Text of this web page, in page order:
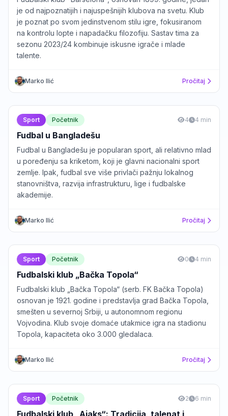
je od najpoznatijih i najuspešnijih klubova na svetu. Klub
je poznat po svom jedinstvenom stilu igre, fokusiranom
na kontrolu lopte i napadačku filozofiju. Sastav tima za
sezonu 2023/24 kombinuje iskusne igrače i mlade
talente.
Marko Ilić Pročitaj
Sport Početnik 4 4 min
Fudbal u Bangladešu
Fudbal u Bangladešu je popularan sport, ali relativno mlad
u poređenju sa kriketom, koji je glavni nacionalni sport
zemlje. Ipak, fudbal sve više privlači pažnju lokalnog
stanovništva, razvija infrastrukturu, lige i fudbalske
akademije.
Marko Ilić Pročitaj
Sport Početnik 0 4 min
Fudbalski klub „Bačka Topola“
Fudbalski klub „Bačka Topola“ (serb. FK Bačka Topola)
osnovan je 1921. godine i predstavlja grad Bačka Topola,
smešten u severnoj Srbiji, u autonomnom regionu
Vojvodina. Klub svoje domaće utakmice igra na stadionu
Topola, kapaciteta oko 3.000 gledalaca.
Marko Ilić Pročitaj
Sport Početnik 2 6 min
Fudbalski klub „Aјaks“: Tradicija, talenat i